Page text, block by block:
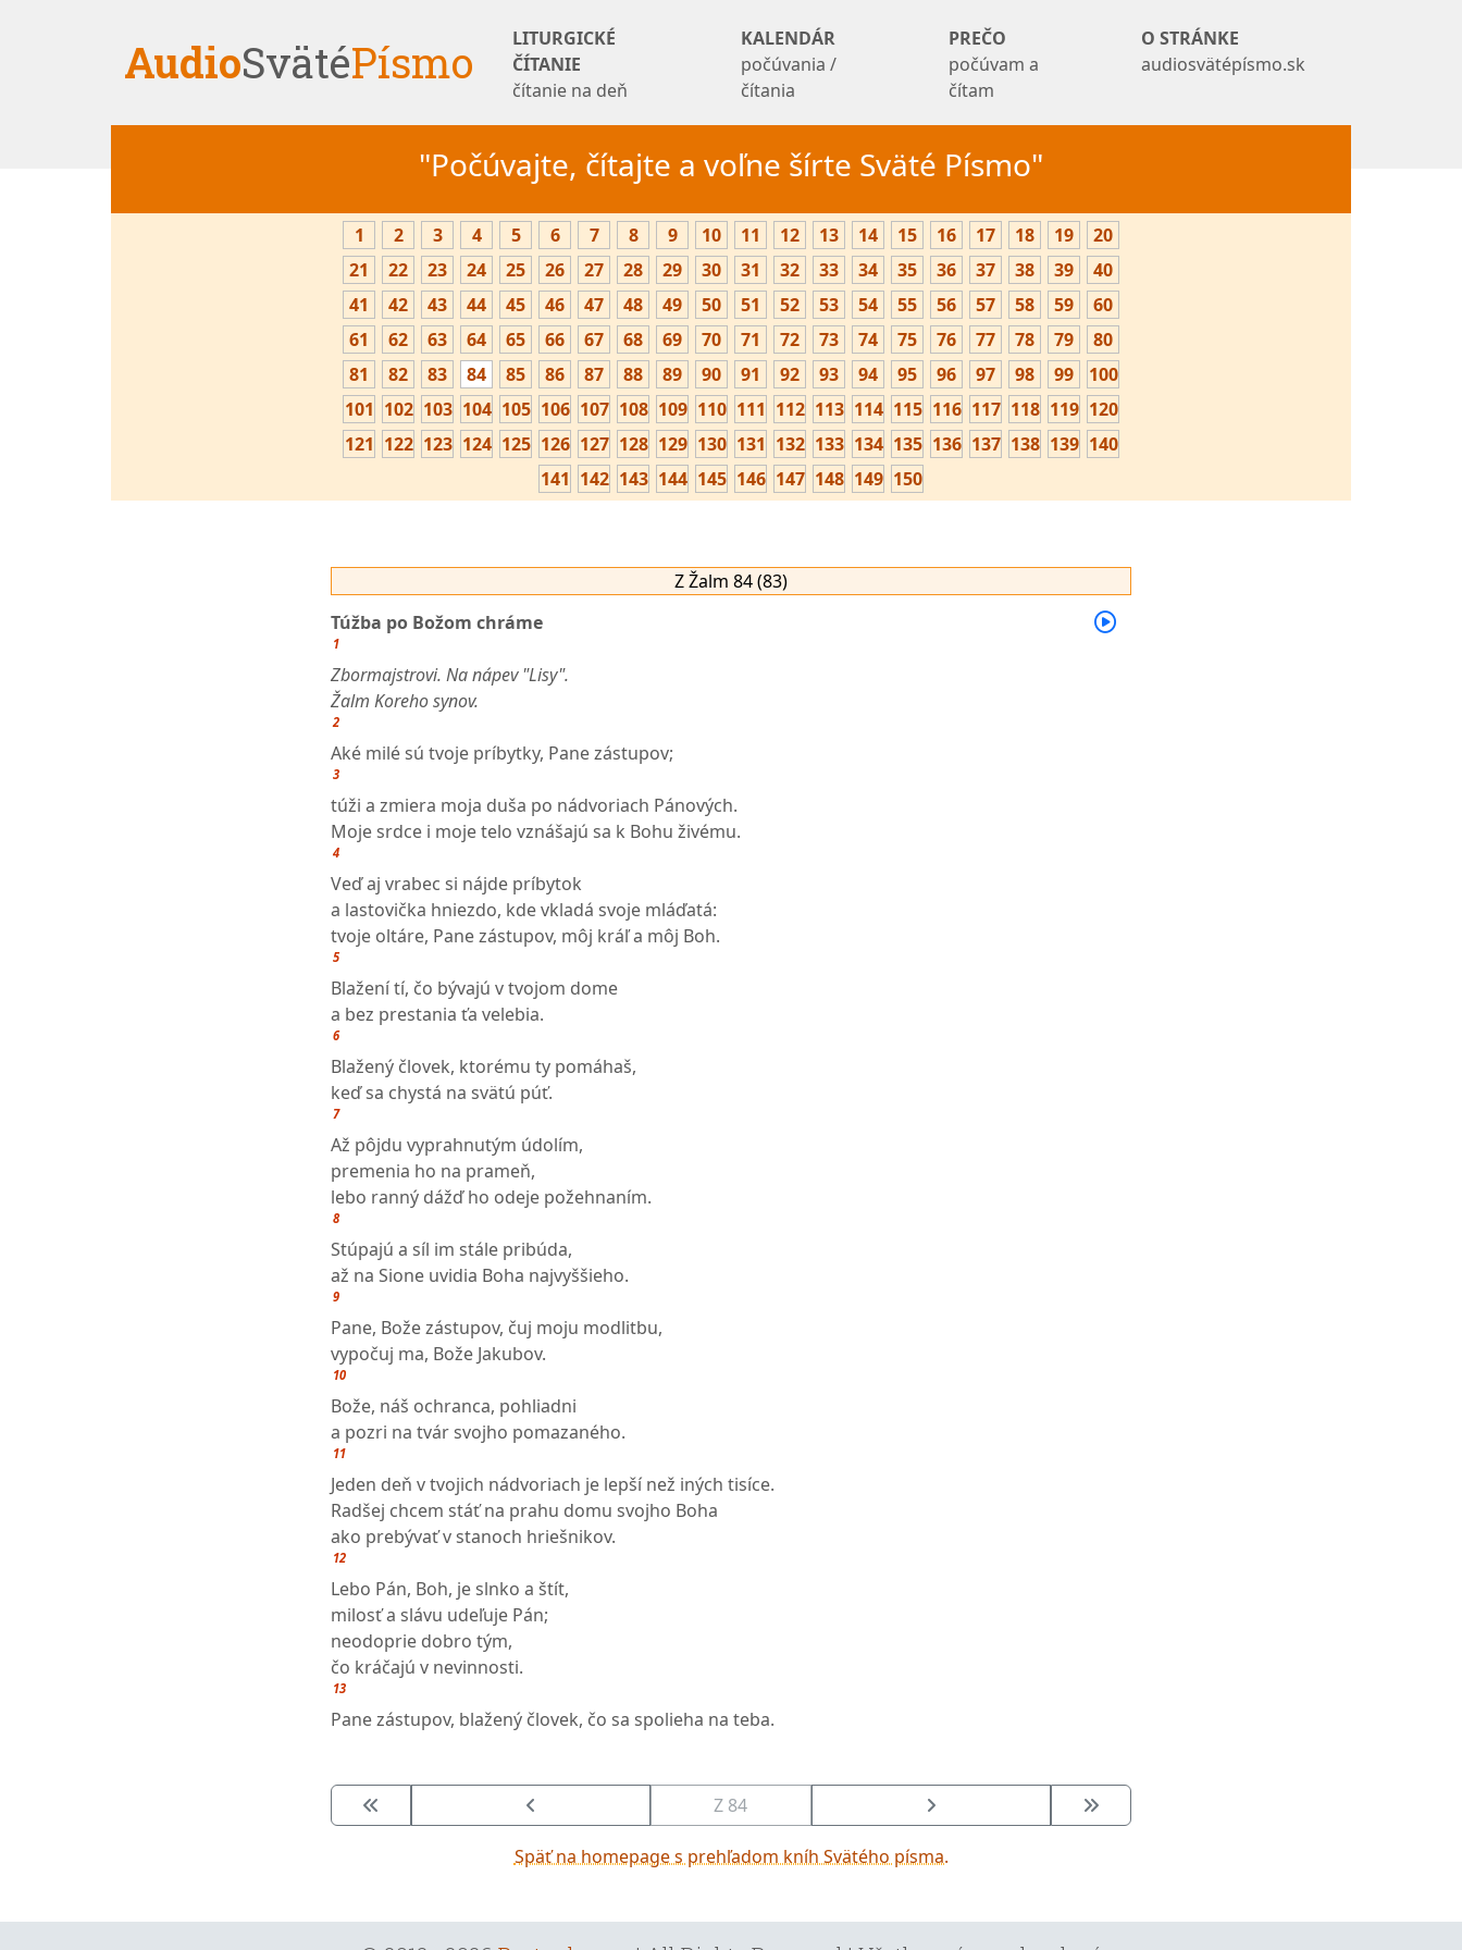
AudioSvätéPísmo
LITURGICKÉ
ČÍTANIE
čítanie na deň
KALENDÁR
počúvania /
čítania
PREČO
počúvam a
čítam
O STRÁNKE
audiosvätépísmo.sk
"Počúvajte, čítajte a voľne šírte Sväté Písmo"
1 2 3 4 5 6 7 8 9 10 11 12 13 14 15 16 17 18 19
20
21
22 23 24 25 26 27 28 29 30 31 32 33 34 35 36 37 38 39
40
41
42 43 44 45 46 47 48 49 50 51 52 53 54 55 56 57 58 59
60
61
62 63 64 65 66 67 68 69 70 71 72 73 74 75 76 77 78 79
80
81
82 83 84 85 86 87 88 89 90 91 92 93 94 95 96 97 98 99
100
101 102 103 104 105 106 107 108 109 110 111 112 113 114 115 116 117 118 119 120
121 122 123 124 125 126 127 128 129 130 131 132 133 134 135 136 137 138 139 140
141 142 143 144 145 146 147 148 149 150
Z Žalm 84 (83)
Túžba po Božom chráme
1
Zbormajstrovi. Na nápev "Lisy".
Žalm Koreho synov.
2
Aké milé sú tvoje príbytky, Pane zástupov;
3
túži a zmiera moja duša po nádvoriach Pánových.
Moje srdce i moje telo vznášajú sa k Bohu živému.
4
Veď aj vrabec si nájde príbytok
a lastovička hniezdo, kde vkladá svoje mláďatá:
tvoje oltáre, Pane zástupov, môj kráľ a môj Boh.
5
Blažení tí, čo bývajú v tvojom dome
a bez prestania ťa velebia.
6
Blažený človek, ktorému ty pomáhaš,
keď sa chystá na svätú púť.
7
Až pôjdu vyprahnutým údolím,
premenia ho na prameň,
lebo ranný dážď ho odeje požehnaním.
8
Stúpajú a síl im stále pribúda,
až na Sione uvidia Boha najvyššieho.
9
Pane, Bože zástupov, čuj moju modlitbu,
vypočuj ma, Bože Jakubov.
10
Bože, náš ochranca, pohliadni
a pozri na tvár svojho pomazaného.
11
Jeden deň v tvojich nádvoriach je lepší než iných tisíce.
Radšej chcem stáť na prahu domu svojho Boha
ako prebývať v stanoch hriešnikov.
12
Lebo Pán, Boh, je slnko a štít,
milosť a slávu udeľuje Pán;
neodoprie dobro tým,
čo kráčajú v nevinnosti.
13
Pane zástupov, blažený človek, čo sa spolieha na teba.
Z 84
Späť na homepage s prehľadom kníh Svätého písma.